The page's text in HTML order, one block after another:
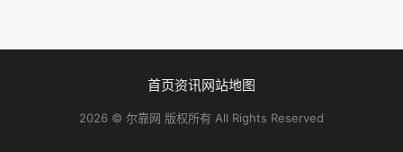
首页资讯网站地图
2026 © 尔靠网 版权所有 All Rights Reserved